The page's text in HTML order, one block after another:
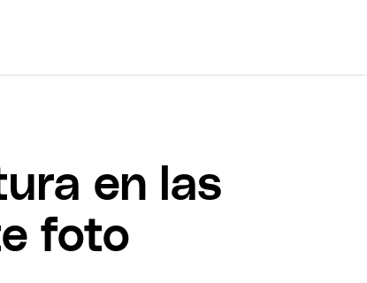
en las
foto